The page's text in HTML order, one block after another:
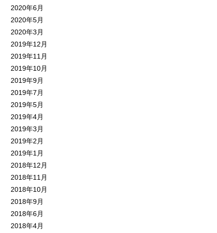
2020年6月
2020年5月
2020年3月
2019年12月
2019年11月
2019年10月
2019年9月
2019年7月
2019年5月
2019年4月
2019年3月
2019年2月
2019年1月
2018年12月
2018年11月
2018年10月
2018年9月
2018年6月
2018年4月